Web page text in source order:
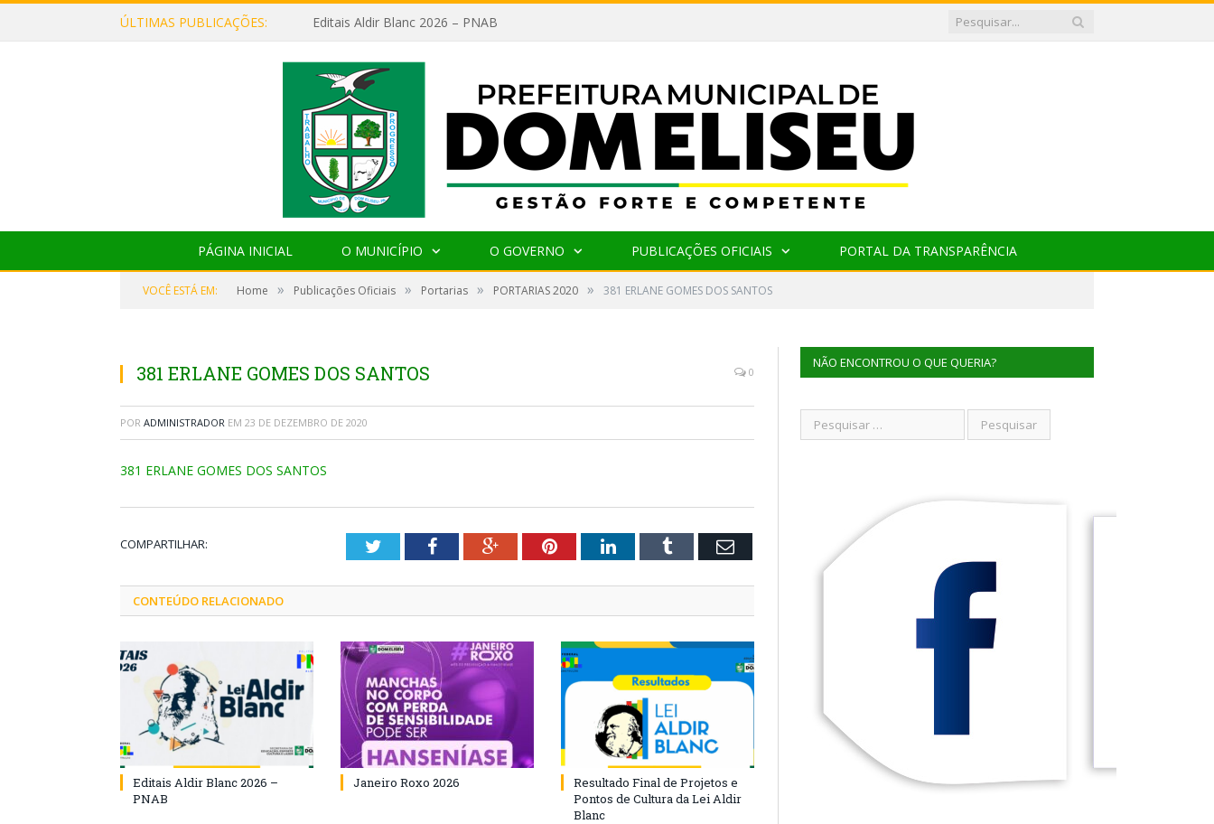
ÚLTIMAS PUBLICAÇÕES: Editais Aldir Blanc 2026 – PNAB
PÁGINA INICIAL O MUNICÍPIO O GOVERNO PUBLICAÇÕES OFICIAIS PORTAL DA TRANSPARÊNCIA
VOCÊ ESTÁ EM: Home » Publicações Oficiais » Portarias » PORTARIAS 2020 » 381 ERLANE GOMES DOS SANTOS
381 ERLANE GOMES DOS SANTOS 0
POR ADMINISTRADOR EM 23 DE DEZEMBRO DE 2020
381 ERLANE GOMES DOS SANTOS
COMPARTILHAR: TwitterFacebookGoogle+PinterestLinkedInTumblr Email
CONTEÚDO RELACIONADO
Editais Aldir Blanc 2026 –
PNAB
Janeiro Roxo 2026
Resultado Final de Projetos e
Pontos de Cultura da Lei Aldir
Blanc
NÃO ENCONTROU O QUE QUERIA?